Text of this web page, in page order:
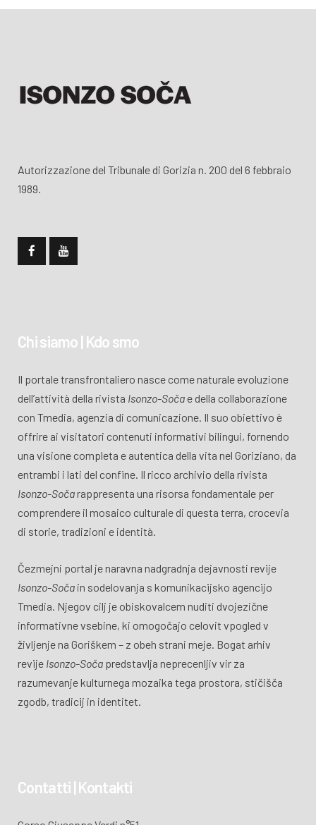
Autorizzazione del Tribunale di Gorizia n. 200 del 6 febbraio
1989.
Chi siamo | Kdo smo
Il portale transfrontaliero nasce come naturale evoluzione
dell’attività della rivista Isonzo-Sočae della collaborazione
con Tmedia, agenzia di comunicazione. Il suo obiettivo è
offrire ai visitatori contenuti informativi bilingui, fornendo
una visione completa e autentica della vita nel Goriziano, da
entrambi i lati del confine. Il ricco archivio della rivista
Isonzo-Sočarappresenta una risorsa fondamentale per
comprendere il mosaico culturale di questa terra, crocevia
di storie, tradizioni e identità.
Čezmejni portal je naravna nadgradnja dejavnosti revije
Isonzo-Soča in sodelovanja s komunikacijsko agencijo
Tmedia. Njegov cilj je obiskovalcem nuditi dvojezične
informativne vsebine, ki omogočajo celovit vpogled v
življenje na Goriškem – z obeh strani meje. Bogat arhiv
revije Isonzo-Soča predstavlja neprecenljiv vir za
razumevanje kulturnega mozaika tega prostora, stičišča
zgodb, tradicij in identitet.
Contatti | Kontakti